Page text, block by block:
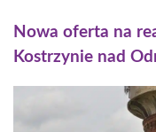
Nowa oferta na
Kostrzynie nad